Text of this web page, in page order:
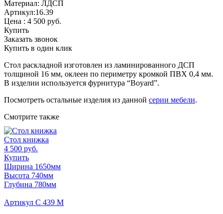
Материал: ЛДСП
Артикул:16.39
Цена : 4 500 руб.
Купить
Заказать звонок
Купить в один клик
Стол раскладной изготовлен из ламинированного ДСП
толщиной 16 мм, оклеен по периметру кромкой ПВХ 0,4 мм.
В изделии используется фурнитура “Boyard”.
Посмотреть остальные изделия из данной серии мебели.
Смотрите также
Стол книжка
4 500 руб.
Купить
Ширина 1650мм
Высота 740мм
Глубина 780мм
Артикул С 439 М